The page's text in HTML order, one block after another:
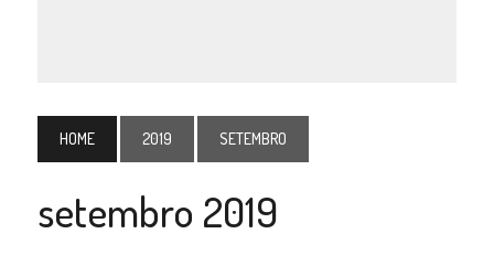
HOME 2019 SETEMBRO
setembro 2019